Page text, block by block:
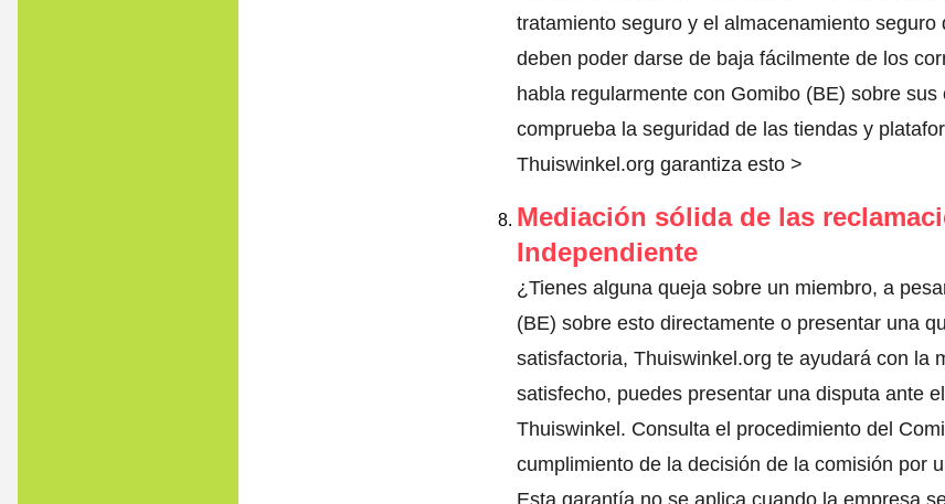
tratamiento seguro y el almacenamiento
deben poder darse de baja fácilmente de los
habla regularmente con Gomibo (BE) sobre
comprueba la seguridad de las tiendas y
Thuiswinkel.org garantiza esto >
Mediación sólida de las
Independiente
¿Tienes alguna queja sobre un miembro, a
(BE) sobre esto directamente o presentar una
satisfactoria, Thuiswinkel.org te ayudará con la
satisfecho, puedes presentar una disputa ante
Thuiswinkel. Consulta el procedimiento del
cumplimiento de la decisión de la comisión por
Esta garantía no se aplica cuando la empresa